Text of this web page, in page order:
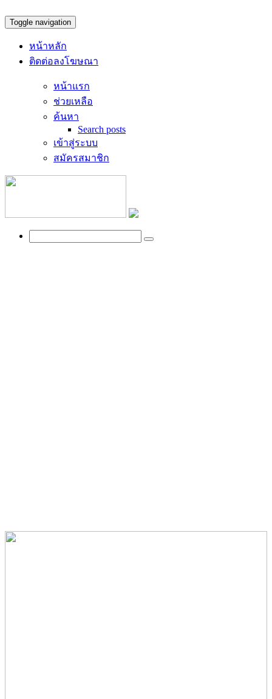
Toggle navigation
หน้าหลัก
ติดต่อลงโฆษณา
หน้าแรก
ช่วยเหลือ
ค้นหา
Search posts
เข้าสู่ระบบ
สมัครสมาชิก